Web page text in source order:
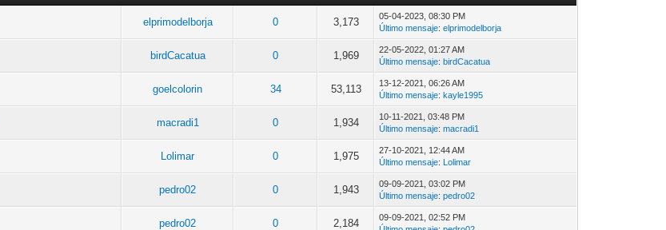
elprimodelborja 0 3,173
05-04-2023, 08:30 PM
Último mensaje:elprimodelborja
birdCacatua 0 1,969
22-05-2022, 01:27 AM
Último mensaje:birdCacatua
goelcolorin 34 53,113
13-12-2021, 06:26 AM
Último mensaje:kayle1995
macradi1 0 1,934
10-11-2021, 03:48 PM
Último mensaje:macradi1
Lolimar 0 1,975
27-10-2021, 12:44 AM
Último mensaje: Lolimar
pedro02 0 1,943
09-09-2021, 03:02 PM
Último mensaje:pedro02
pedro02 0 2,184
09-09-2021, 02:52 PM